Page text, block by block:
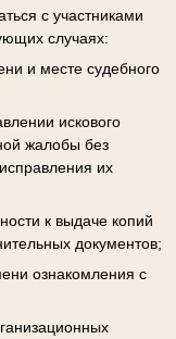
с участниками
случаях:
и месте судебного
искового
жалобы без
их
к выдаче копий
документов;
ознакомления с